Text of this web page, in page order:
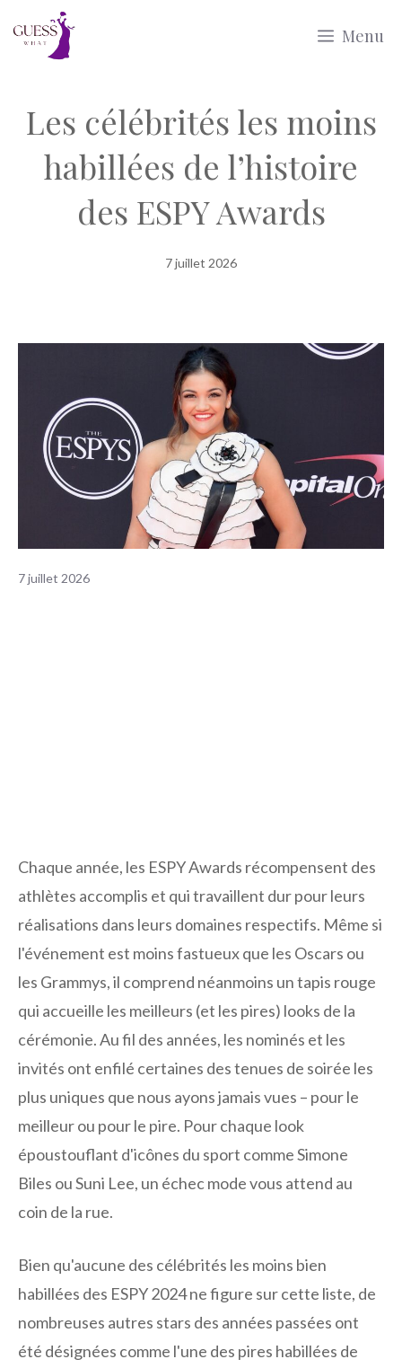
Menu
Les célébrités les moins
habillées de l’histoire
des ESPY Awards
7 juillet 2026
7 juillet 2026
Chaque année, les ESPY Awards récompensent des
athlètes accomplis et qui travaillent dur pour leurs
réalisations dans leurs domaines respectifs. Même si
l'événement est moins fastueux que les Oscars ou
les Grammys, il comprend néanmoins un tapis rouge
qui accueille les meilleurs (et les pires) looks de la
cérémonie. Au fil des années, les nominés et les
invités ont enfilé certaines des tenues de soirée les
plus uniques que nous ayons jamais vues – pour le
meilleur ou pour le pire. Pour chaque look
époustouflant d'icônes du sport comme Simone
Biles ou Suni Lee, un échec mode vous attend au
coin de la rue.
Bien qu'aucune des célébrités les moins bien
habillées des ESPY 2024 ne figure sur cette liste, de
nombreuses autres stars des années passées ont
été désignées comme l'une des pires habillées de